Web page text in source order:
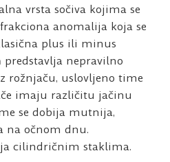
vrsta sočiva kojima se
anomalija koja se
plus ili minus
predstavlja nepravilno
rožnjaču, uslovljeno time
imaju različitu jačinu
se dobija mutnija,
na očnom dnu.
cilindričnim staklima.